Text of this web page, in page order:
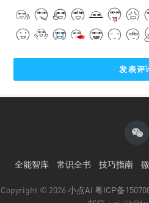
全能智库 常识全书 技巧指南
Copyright © 2026小点AI 粤ICP备